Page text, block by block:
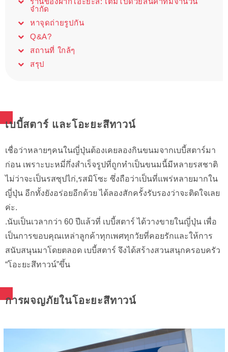
จำกัด
หาจุดถ่ายรูปกัน
Q&A?
สถานที่ ใกล้ๆ
สรุป
เบบี้สตาร์ และโอะยะสึทาวน์
เชื่อว่าหลายๆคนในญี่ปุ่นต้องเคยลองกินขนมจากเบบี้สตาร์มา
ก่อน เพราะบะหมี่กึ่งสำเร็จรูปที่ถูกทำเป็นขนมนี้มีหลายรสชาติ
ไม่ว่าจะเป็นรสซุปไก่,รสมิโซะ ซึ่งถือว่าเป็นที่แพร่หลายมากใน
ญี่ปุ่น อีกทั้งยังอร่อยอีกด้วย ได้ลองสักครั้งรับรองว่าจะติดใจเลย
ค่ะ.
.นับเป็นเวลากว่า 60 ปีแล้วที่ เบบี้สตาร์ ได้วางขายในญี่ปุ่น เพื่อ
เป็นการขอบคุณเหล่าลูกค้าทุกเพศทุกวัยที่คอยรักและให้การ
สนับสนุนมาโดยตลอด เบบี้สตาร์ จึงได้สร้างสวนสนุกครอบครัว
“โอะยะสึทาวน์”ขึ้น
การผจญภัยในโอะยะสึทาวน์